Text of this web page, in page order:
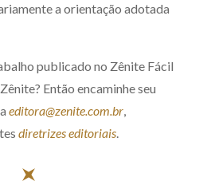
a orientação adotada
publicado no Zênite Fácil
Então encaminhe seu
editora@zenite.com.br,
diretrizes editoriais.